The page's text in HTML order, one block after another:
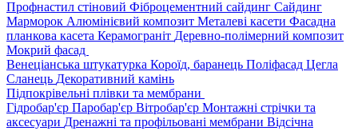
Профнастил стіновий Фіброцементний сайдинг Сайдинг
Марморок Алюмінієвий композит Металеві касети Фасадна
планкова касета Керамограніт Деревно-полімерний композит
Мокрий фасад
Венеціанська штукатурка Короїд, баранець Поліфасад Цегла
Сланець Декоративний камінь
Підпокрівельні плівки та мембрани
Гідробар'єр Паробар'єр Вітробар'єр Монтажні стрічки та
аксесуари Дренажні та профільовані мембрани Відсічна